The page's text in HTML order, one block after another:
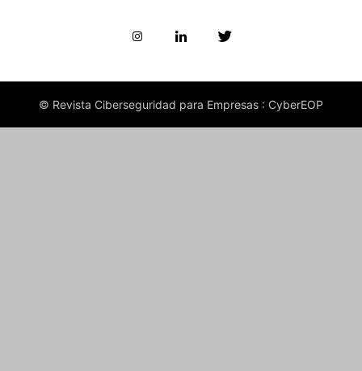
© Revista Ciberseguridad para Empresas : CyberEOP